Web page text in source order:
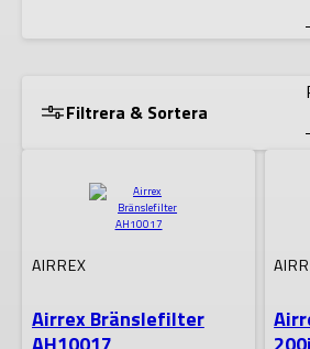
Filtrera & Sortera
AIRREX
Airrex Bränslefilter